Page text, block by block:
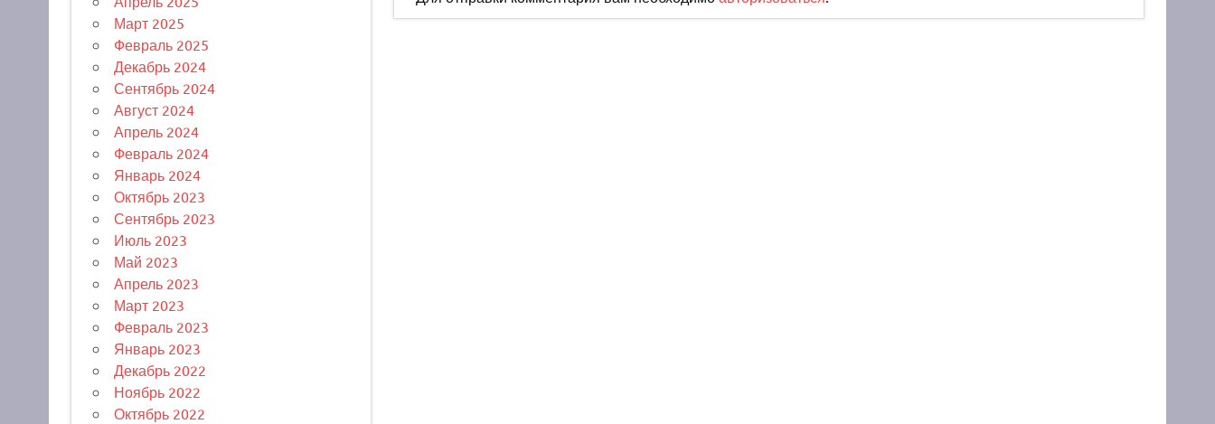
Март 2025
Февраль 2025
Декабрь 2024
Сентябрь 2024
Август 2024
Апрель 2024
Февраль 2024
Январь 2024
Октябрь 2023
Сентябрь 2023
Июль 2023
Май 2023
Апрель 2023
Март 2023
Февраль 2023
Январь 2023
Декабрь 2022
Ноябрь 2022
Октябрь 2022